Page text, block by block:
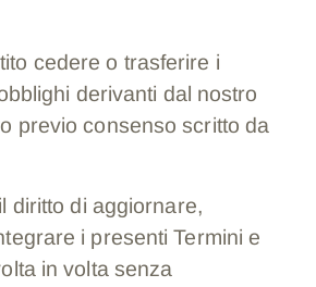
cedere o trasferire i
derivanti dal nostro
previo consenso scritto da
diritto di aggiornare,
i presenti Termini e
in volta senza